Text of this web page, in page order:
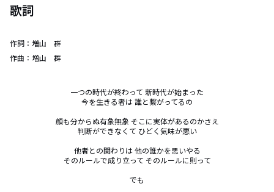
歌詞
作詞： 増山 群
作曲： 増山 群
一つの時代が終わって 新時代が始まった
今を生きる者は 誰と繋がってるの
顔も分からぬ有象無象 そこに実体があるのかさえ
判断ができなくて ひどく気味が悪い
他者との関わりは 他の誰かを思いやる
そのルールで成り立って そのルールに則って
でも